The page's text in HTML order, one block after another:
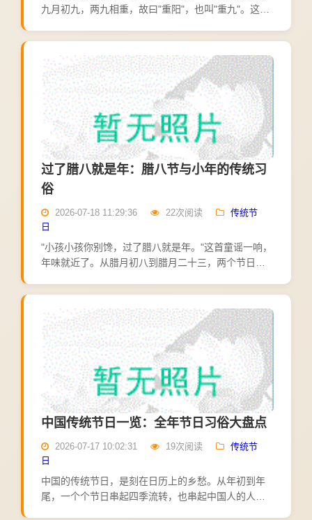
九月初九，两九相重，故曰"重阳"，也叫"重九"。这个
敬老节。重阳节的起源，可以追溯到先秦的秋季祭
天、祭祖...
过了腊八就是年：腊八节与小年的传统习
俗
2026-07-18 11:29:36 22次阅读
传统节
日
"小孩小孩你别馋，过了腊八就是年。"这首童谣一响，
年味就近了。从腊月初八到腊月二十三，两个节日前
月初八，原是古人祭祀祖先和神灵、祈求丰收的日
子，后来又融入...
中国传统节日一览：全年节日习俗大盘点
2026-07-17 10:02:31 19次阅读
传统节
日
中国的传统节日，是刻在日历上的乡愁。从年初到年
尾，一个个节日串起四季流转，也串起中国人的人情